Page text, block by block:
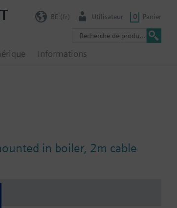
Informations
BE (fr) Utilisateur 0 Panier
in boiler, 2m cable